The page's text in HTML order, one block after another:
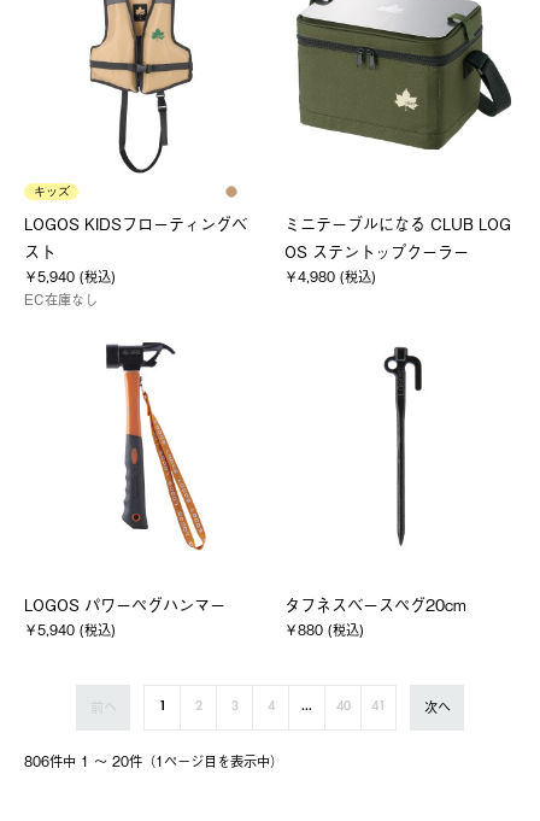
キッズ
LOGOS KIDSフローティングベ
スト
￥5,940 (税込)
EC在庫なし
ミニテーブルになる CLUB LOG
OS ステントップクーラー
￥4,980 (税込)
LOGOS パワーペグハンマー
￥5,940 (税込)
タフネスベースペグ20cm
￥880 (税込)
806件中 1 〜 20件（1ページ⽬を表⽰中）
前へ 1 2 3 4 ... 40 41 次へ